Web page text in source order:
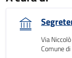
Via
Comune